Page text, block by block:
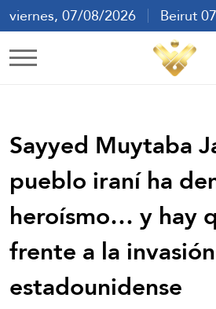
viernes, 07/08/2026
Beirut
ع En
Sayyed Muytaba
pueblo iraní ha
heroísmo… y hay
frente a la
estadounidense